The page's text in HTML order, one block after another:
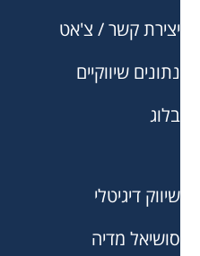
יצירת קשר / צ'אט
נתונים שיווקיים
בלוג
שיווק דיגיטלי
סושיאל מדיה